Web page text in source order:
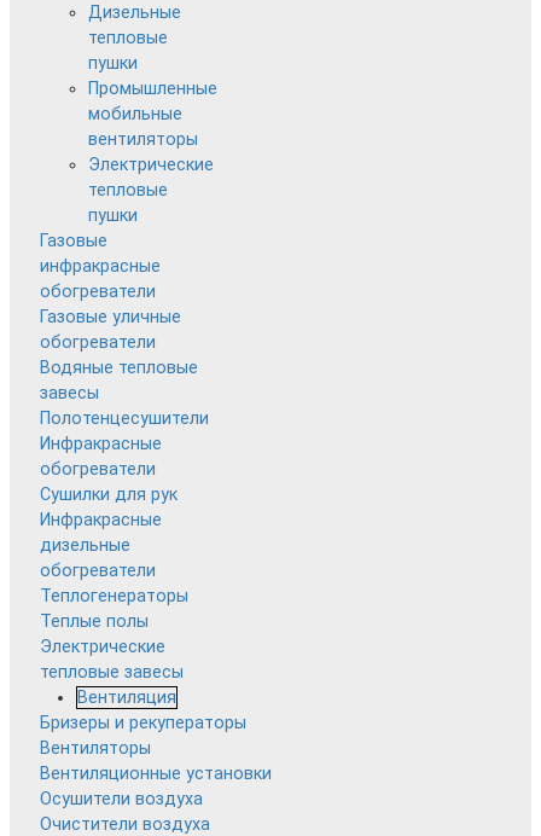
Дизельные
тепловые
пушки
Промышленные
мобильные
вентиляторы
Электрические
тепловые
пушки
Газовые
инфракрасные
обогреватели
Газовые уличные
обогреватели
Водяные тепловые
завесы
Полотенцесушители
Инфракрасные
обогреватели
Сушилки для рук
Инфракрасные
дизельные
обогреватели
Теплогенераторы
Теплые полы
Электрические
тепловые завесы
Вентиляция
Бризеры и рекуператоры
Вентиляторы
Вентиляционные установки
Осушители воздуха
Очистители воздуха